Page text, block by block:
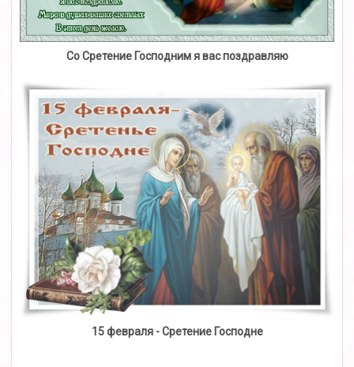
Со Сретение Господним я вас поздравляю
15 февраля - Сретение Господне